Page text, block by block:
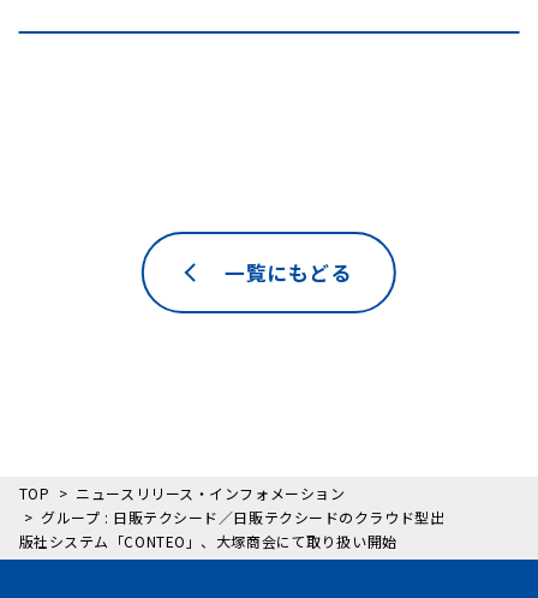
一覧にもどる
TOP
ニュースリリース・インフォメーション
グループ : 日販テクシード／日販テクシードのクラウド型出
版社システム「CONTEO」、大塚商会にて取り扱い開始